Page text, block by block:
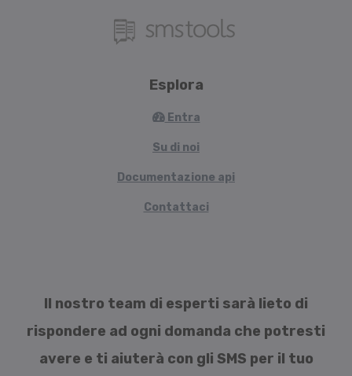
Esplora
Entra
Su di noi
Documentazione api
Contattaci
Il nostro team di esperti sarà lieto di
rispondere ad ogni domanda che potresti
avere e ti aiuterà con gli SMS per il tuo